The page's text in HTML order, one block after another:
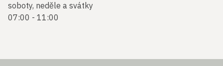
soboty, neděle a svátky
07:00 - 11:00